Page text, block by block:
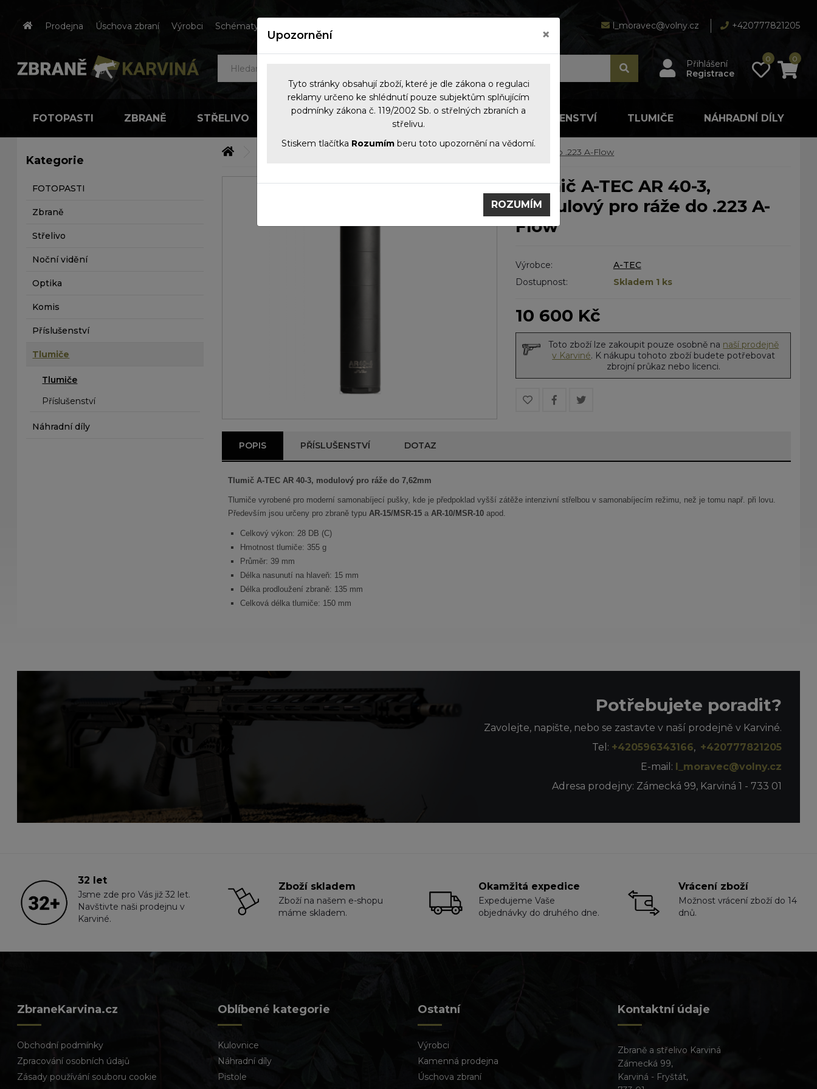
Prodejna Úschova zbraní Výrobci Schématy českých zbraní l_moravec@volny.cz +420777821205
Přihlášení
Registrace
0 0
FOTOPASTI ZBRANĚ STŘELIVO NOČNÍ VIDĚNÍ OPTIKA KOMIS PŘÍSLUŠENSTVÍ TLUMIČE NÁHRADNÍ DÍLY
Kategorie
FOTOPASTI
Zbraně
Střelivo
Noční vidění
Optika
Komis
Příslušenství
Tlumiče
Tlumiče
Příslušenství
Náhradní díly
Tlumič A-TEC AR 40-3, modulový pro ráže do .223 A-Flow
Tlumič A-TEC AR 40-3,
modulový pro ráže do .223 A-
Flow
Výrobce:
A-TEC
Dostupnost:
Skladem 1 ks
10 600 Kč
Toto zboží lze zakoupit pouze osobně na naší prodejně
v Karviné. K nákupu tohoto zboží budete potřebovat
zbrojní průkaz nebo licenci.
POPIS PŘÍSLUŠENSTVÍ DOTAZ
Tlumič A-TEC AR 40-3, modulový pro ráže do 7,62mm
Tlumiče vyrobené pro moderní samonabíjecí pušky, kde je předpoklad vyšší zátěže intenzivní střelbou v samonabíjecím režimu, než je tomu např. při lovu.
Především jsou určeny pro zbraně typu AR-15/MSR-15 a AR-10/MSR-10 apod.
Celkový výkon: 28 DB (C)
Hmotnost tlumiče: 355 g
Průměr: 39 mm
Délka nasunutí na hlaveň: 15 mm
Délka prodloužení zbraně: 135 mm
Celková délka tlumiče: 150 mm
Potřebujete poradit?
Zavolejte, napište, nebo se zastavte v naší prodejně v Karviné.
Tel: +420596343166, +420777821205
E-mail: l_moravec@volny.cz
Adresa prodejny: Zámecká 99, Karviná 1 - 733 01
32 let
Jsme zde pro Vás již 32 let.
Navštivte naši prodejnu v
Karviné.
Zboží skladem
Zboží na našem e-shopu
máme skladem.
Okamžitá expedice
Expedujeme Vaše
objednávky do druhého dne.
Vrácení zboží
Možnost vrácení zboží do 14
dnů.
ZbraneKarvina.cz
Obchodní podmínky
Zpracování osobních údajů
Zásady používání souboru cookie
Oblíbené kategorie
Kulovnice
Náhradní díly
Pistole
Ostatní
Výrobci
Kamenná prodejna
Úschova zbraní
Kontaktní údaje
Zbraně a střelivo Karviná
Zámecká 99,
Karviná - Fryštát,
Upozornění ×
Tyto stránky obsahují zboží, které je dle zákona o regulaci
reklamy určeno ke shlédnutí pouze subjektům splňujícím
podmínky zákona č. 119/2002 Sb. o střelných zbraních a
střelivu.
Stiskem tlačítka Rozumím beru toto upozornění na vědomí.
ROZUMÍM